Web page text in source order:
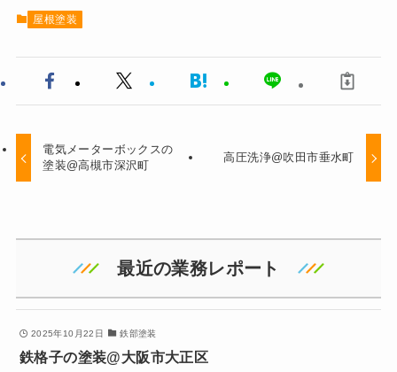
屋根塗装
電気メーターボックスの
塗装@高槻市深沢町
高圧洗浄@吹田市垂水町
最近の業務レポート
2025年10月22日 鉄部塗装
鉄格子の塗装@大阪市大正区